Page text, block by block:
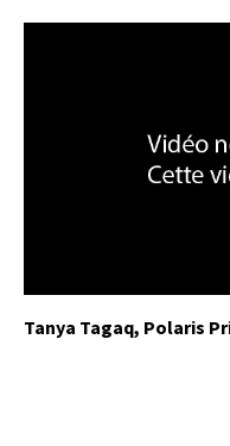
Tanya Tagaq, Polaris